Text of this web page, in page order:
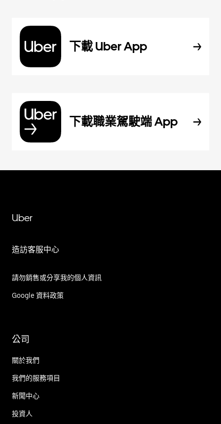
下載 Uber App
下載職業駕駛端 App
Uber
造訪客服中心
請勿銷售或分享我的個人資訊
Google 資料政策
公司
關於我們
我們的服務項目
新聞中心
投資人